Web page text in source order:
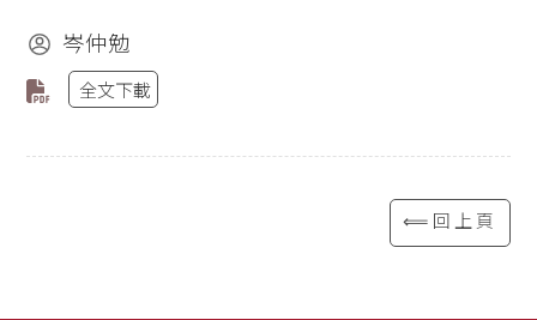
岑仲勉
全文下載
⟸回上頁